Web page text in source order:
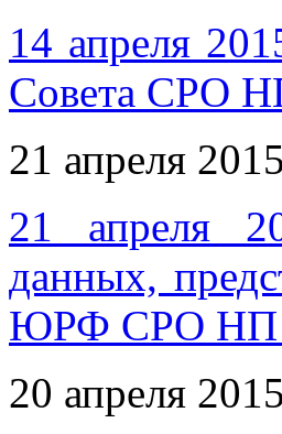
14 апреля
Совета СРО
21 апреля 2015
21 апреля
данных,
ЮРФ СРО
20 апреля 2015